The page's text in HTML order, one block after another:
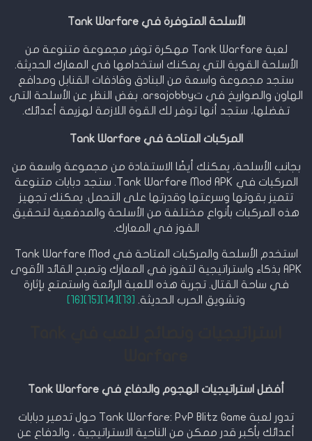
الأسلحة المتوفرة في Tank Warfare
لعبة Tank Warfare مهكرة توفر مجموعة متنوعة من
الأسلحة القوية التي يمكنك استخدامها في المعارك الحديثة.
ستجد مجموعة واسعة من البنادق وقاذفات القنابل ومدافع
الهاون والصواريخ في تarsajobby. بغض النظر عن الأسلحة التي
تفضلها، ستجد أنها توفر لك القوة اللازمة لهزيمة أعدائك.
المركبات المتاحة في Tank Warfare
بجانب الأسلحة، يمكنك أيضًا الاستفادة من مجموعة واسعة من
المركبات في Tank Warfare Mod APK. ستجد دبابات متنوعة
تتميز بقوتها وسرعتها وقدرتها على التحمل. يمكنك تجهيز
هذه المركبات بأنواع مختلفة من الأسلحة والمدفعية لتحقيق
الفوز في المعارك.
استخدم الأسلحة والمركبات المتاحة في Tank Warfare Mod
APK بذكاء واستراتيجية لتفوز في المعارك وتصبح القائد الأقوى
في ساحة القتال. تجربة هذه اللعبة الرائعة واستمتع بإثارة
وتشويق الحرب الحديثة. [13]
[14]
[15]
[16]
أفضل استراتيجيات الهجوم والدفاع في Tank Warfare
تدور لعبة Tank Warfare: PvP Blitz Game حول تدمير دبابات
أعدائك بأكبر قدر ممكن من الناحية الاستراتيجية ، والدفاع عن